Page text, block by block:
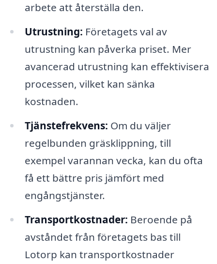
arbete att återställa den.
Utrustning: Företagets val av
utrustning kan påverka priset. Mer
avancerad utrustning kan effektivisera
processen, vilket kan sänka
kostnaden.
Tjänstefrekvens: Om du väljer
regelbunden gräsklippning, till
exempel varannan vecka, kan du ofta
få ett bättre pris jämfört med
engångstjänster.
Transportkostnader: Beroende på
avståndet från företagets bas till
Lotorp kan transportkostnader